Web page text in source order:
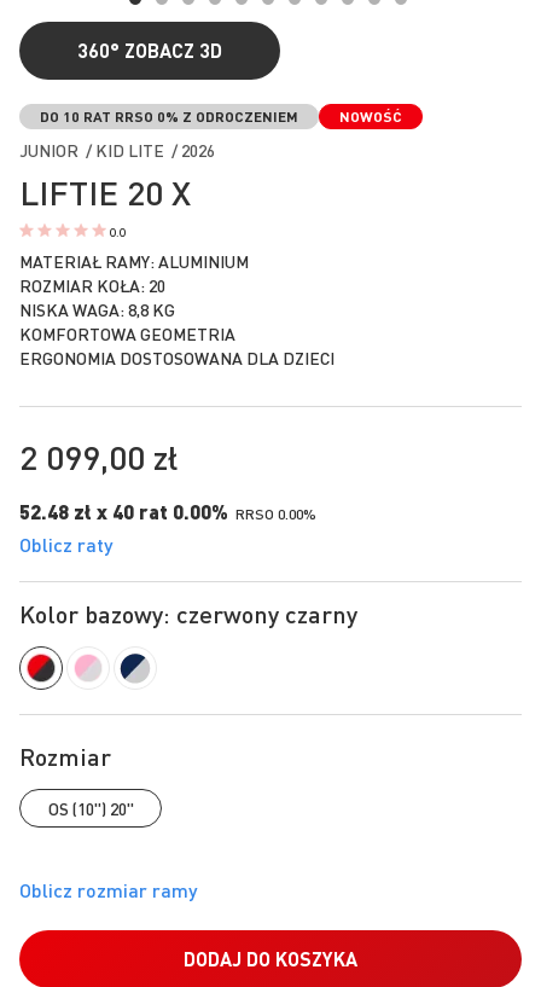
360° ZOBACZ 3D
na
galerii
LIFTIE 20 X
0.0
DO 10 RAT RRSO 0% Z ODROCZENIEM NOWOŚĆ
JUNIOR / KID LITE / 2026
MATERIAŁ RAMY: ALUMINIUM
ROZMIAR KOŁA: 20
NISKA WAGA: 8,8 KG
KOMFORTOWA GEOMETRIA
ERGONOMIA DOSTOSOWANA DLA DZIECI
Kolor bazowy: czerwony czarny
Rozmiar
OS (10") 20"
DODAJ DO KOSZYKA
2 099,00 zł
52.48 zł x 40 rat 0.00% RRSO 0.00%
Oblicz raty